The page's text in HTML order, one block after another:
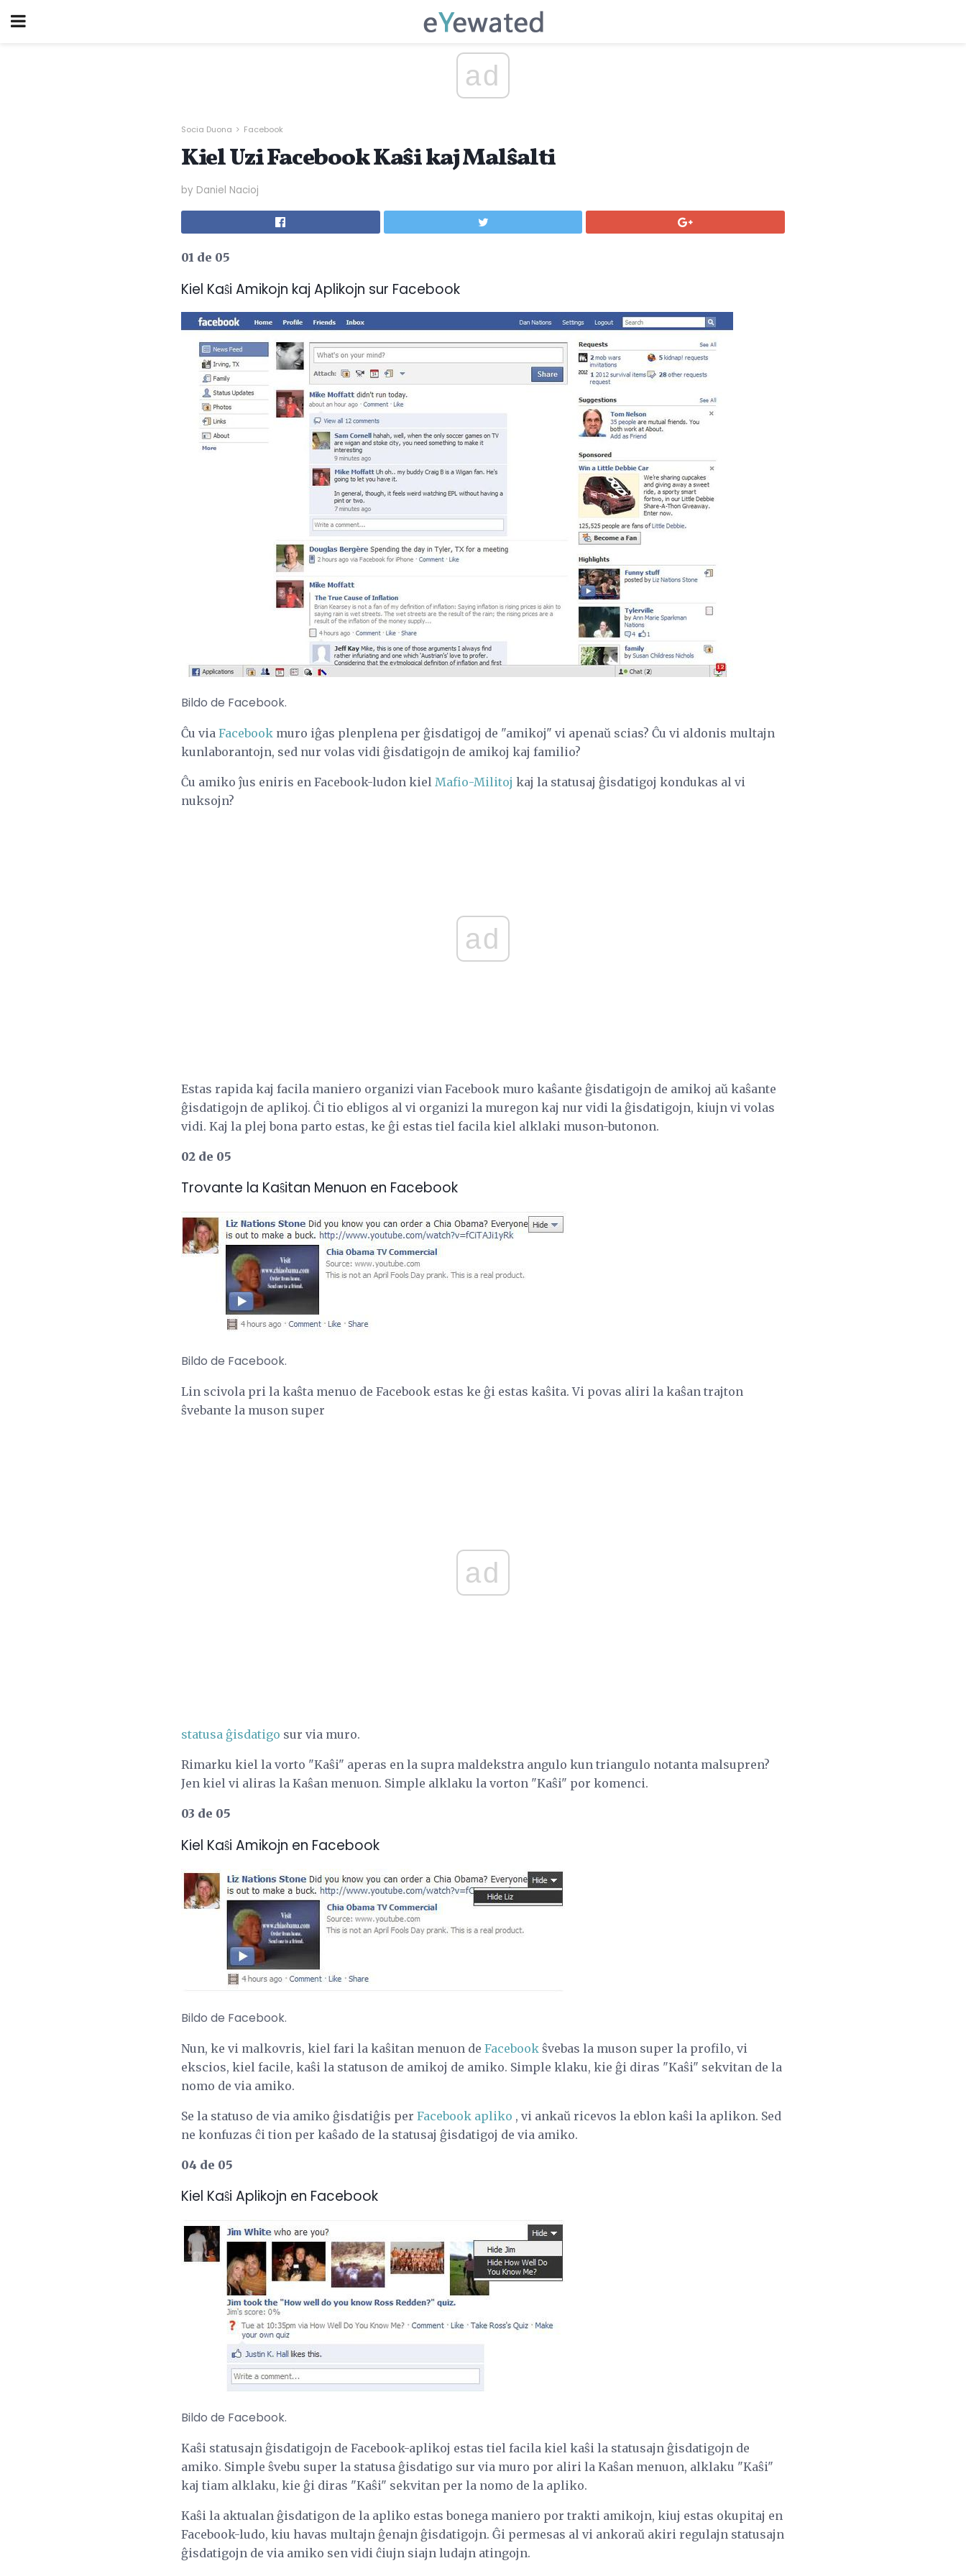
ad
Socia Duona Facebook
Kiel Uzi Facebook Kaŝi kaj Malŝalti
by Daniel Nacioj
01 de 05
Kiel Kaŝi Amikojn kaj Aplikojn sur Facebook
Bildo de Facebook.
Ĉu via Facebook muro iĝas plenplena per ĝisdatigoj de "amikoj" vi apenaŭ scias? Ĉu vi aldonis multajn
kunlaborantojn, sed nur volas vidi ĝisdatigojn de amikoj kaj familio?
Ĉu amiko ĵus eniris en Facebook-ludon kiel Mafio-Militoj kaj la statusaj ĝisdatigoj kondukas al vi
nuksojn?
ad
Estas rapida kaj facila maniero organizi vian Facebook muro kaŝante ĝisdatigojn de amikoj aŭ kaŝante
ĝisdatigojn de aplikoj. Ĉi tio ebligos al vi organizi la muregon kaj nur vidi la ĝisdatigojn, kiujn vi volas
vidi. Kaj la plej bona parto estas, ke ĝi estas tiel facila kiel alklaki muson-butonon.
02 de 05
Trovante la Kaŝitan Menuon en Facebook
Bildo de Facebook.
Lin scivola pri la kaŝta menuo de Facebook estas ke ĝi estas kaŝita. Vi povas aliri la kaŝan trajton
ŝvebante la muson super
ad
statusa ĝisdatigo sur via muro.
Rimarku kiel la vorto "Kaŝi" aperas en la supra maldekstra angulo kun triangulo notanta malsupren?
Jen kiel vi aliras la Kaŝan menuon. Simple alklaku la vorton "Kaŝi" por komenci.
03 de 05
Kiel Kaŝi Amikojn en Facebook
Bildo de Facebook.
Nun, ke vi malkovris, kiel fari la kaŝitan menuon de Facebook ŝvebas la muson super la profilo, vi
ekscios, kiel facile, kaŝi la statuson de amikoj de amiko. Simple klaku, kie ĝi diras "Kaŝi" sekvitan de la
nomo de via amiko.
Se la statuso de via amiko ĝisdatiĝis per Facebook apliko , vi ankaŭ ricevos la eblon kaŝi la aplikon. Sed
ne konfuzas ĉi tion per kaŝado de la statusaj ĝisdatigoj de via amiko.
04 de 05
Kiel Kaŝi Aplikojn en Facebook
Bildo de Facebook.
Kaŝi statusajn ĝisdatigojn de Facebook-aplikoj estas tiel facila kiel kaŝi la statusajn ĝisdatigojn de
amiko. Simple ŝvebu super la statusa ĝisdatigo sur via muro por aliri la Kaŝan menuon, alklaku "Kaŝi"
kaj tiam alklaku, kie ĝi diras "Kaŝi" sekvitan per la nomo de la apliko.
Kaŝi la aktualan ĝisdatigon de la apliko estas bonega maniero por trakti amikojn, kiuj estas okupitaj en
Facebook-ludo, kiu havas multajn ĝenajn ĝisdatigojn. Ĝi permesas al vi ankoraŭ akiri regulajn statusajn
ĝisdatigojn de via amiko sen vidi ĉiujn siajn ludajn atingojn.